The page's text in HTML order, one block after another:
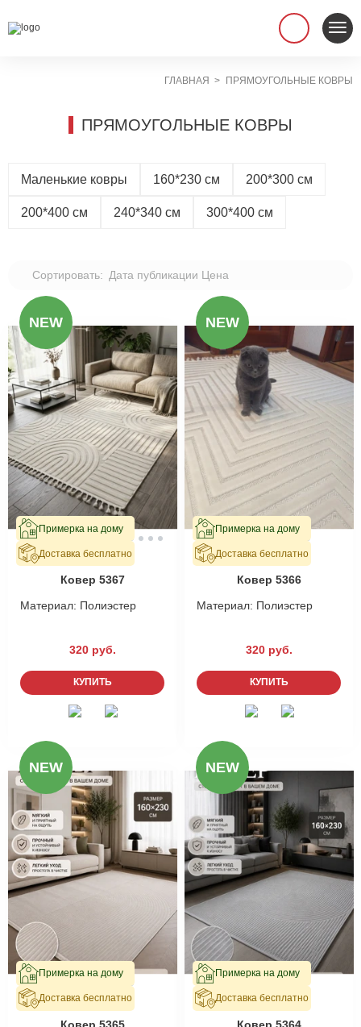
ГЛАВНАЯ ПРЯМОУГОЛЬНЫЕ КОВРЫ
ПРЯМОУГОЛЬНЫЕ КОВРЫ
Маленькие ковры 160*230 см 200*300 см
200*400 см 240*340 см 300*400 см
Сортировать: Дата публикации Цена
NEW
Примерка на дому
Доставка бесплатно
В наличии
Ковер 5367
Материал: Полиэстер
320 руб.
КУПИТЬ
NEW
Примерка на дому
Доставка бесплатно
В наличии
Ковер 5366
Материал: Полиэстер
320 руб.
КУПИТЬ
NEW
Примерка на дому
Доставка бесплатно
В наличии
Ковер 5365
NEW
Примерка на дому
Доставка бесплатно
В наличии
Ковер 5364